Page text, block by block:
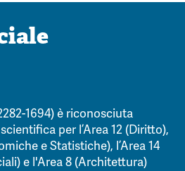
1694) è riconosciuta
per l’Area 12 (Diritto),
e Statistiche), l’Area 14
e l'Area 8 (Architettura)